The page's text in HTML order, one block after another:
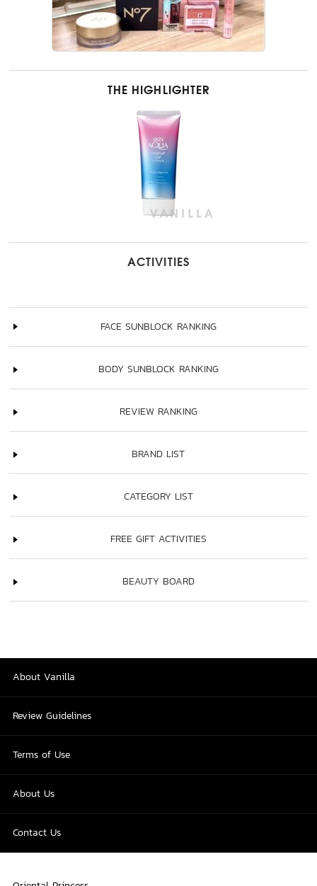
THE HIGHLIGHTER
ACTIVITIES
FACE SUNBLOCK RANKING
BODY SUNBLOCK RANKING
REVIEW RANKING
BRAND LIST
CATEGORY LIST
FREE GIFT ACTIVITIES
BEAUTY BOARD
About Vanilla
Review Guidelines
Terms of Use
About Us
Contact Us